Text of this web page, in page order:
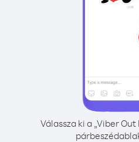
Válassza ki a „Viber